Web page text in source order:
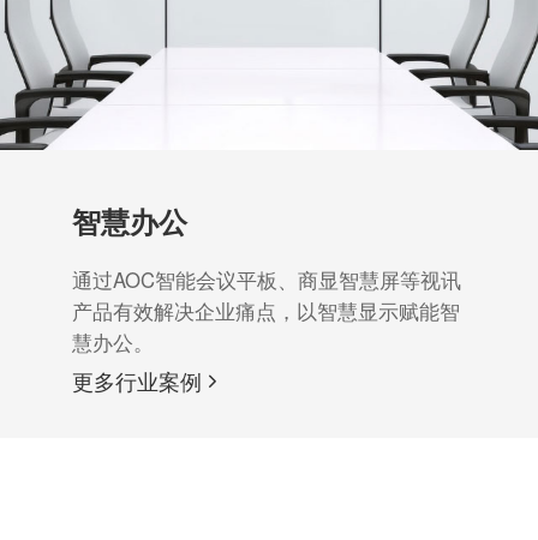
智慧办公
通过AOC智能会议平板、商显智慧屏等视讯
产品有效解决企业痛点，以智慧显示赋能智
慧办公。
更多行业案例